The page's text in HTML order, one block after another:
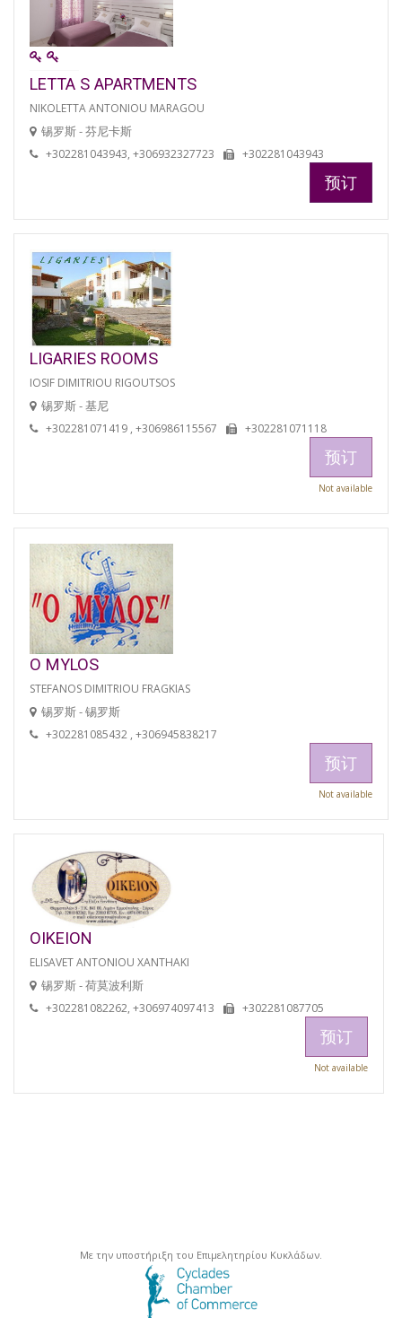
LETTA S APARTMENTS
NIKOLETTA ANTONIOU MARAGOU
锡罗斯 - 芬尼卡斯
+302281043943, +306932327723 +302281043943
预订
LIGARIES ROOMS
IOSIF DIMITRIOU RIGOUTSOS
锡罗斯 - 基尼
+302281071419 , +306986115567 +302281071118
预订
Not available
O MYLOS
STEFANOS DIMITRIOU FRAGKIAS
锡罗斯 - 锡罗斯
+302281085432 , +306945838217
预订
Not available
OIKEION
ELISAVET ANTONIOU XANTHAKI
锡罗斯 - 荷莫波利斯
+302281082262, +306974097413 +302281087705
预订
Not available
Με την υποστήριξη του Επιμελητηρίου Κυκλάδων.